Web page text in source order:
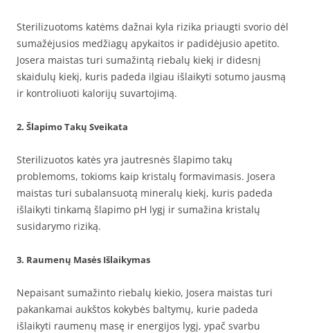
Sterilizuotoms katėms dažnai kyla rizika priaugti svorio dėl
sumažėjusios medžiagų apykaitos ir padidėjusio apetito.
Josera maistas turi sumažintą riebalų kiekį ir didesnį
skaidulų kiekį, kuris padeda ilgiau išlaikyti sotumo jausmą
ir kontroliuoti kalorijų suvartojimą.
2. Šlapimo Takų Sveikata
Sterilizuotos katės yra jautresnės šlapimo takų
problemoms, tokioms kaip kristalų formavimasis. Josera
maistas turi subalansuotą mineralų kiekį, kuris padeda
išlaikyti tinkamą šlapimo pH lygį ir sumažina kristalų
susidarymo riziką.
3. Raumenų Masės Išlaikymas
Nepaisant sumažinto riebalų kiekio, Josera maistas turi
pakankamai aukštos kokybės baltymų, kurie padeda
išlaikyti raumenų masę ir energijos lygį, ypač svarbu